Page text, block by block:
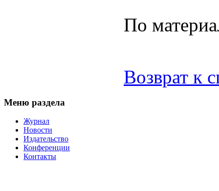
По
Возврат к
Меню раздела
Журнал
Новости
Издательство
Конференции
Контакты